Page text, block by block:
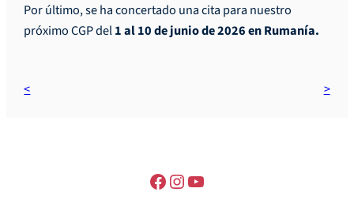
Por último, se ha concertado una cita para nuestro
próximo CGP del1 al 10 de junio de 2026 en Rumanía.